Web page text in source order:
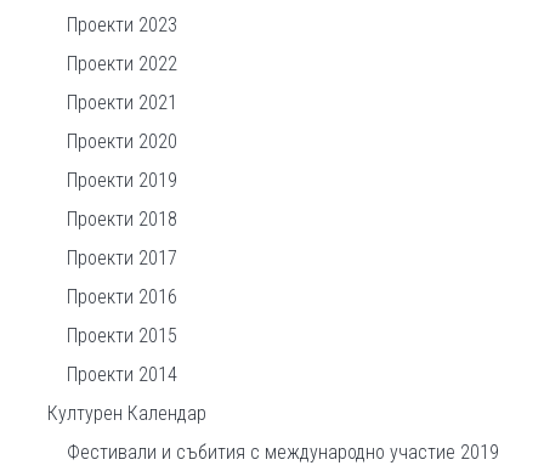
Проекти 2023
Проекти 2022
Проекти 2021
Проекти 2020
Проекти 2019
Проекти 2018
Проекти 2017
Проекти 2016
Проекти 2015
Проекти 2014
Културен Календар
Фестивали и събития с международно участие 2019